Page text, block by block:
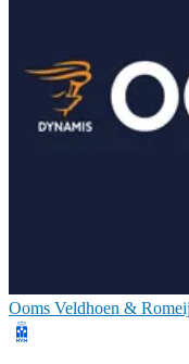
Ooms Veldhoen &